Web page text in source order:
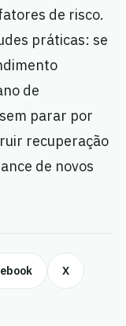
de risco.
práticas: se
de
parar por
recuperação
de novos
X